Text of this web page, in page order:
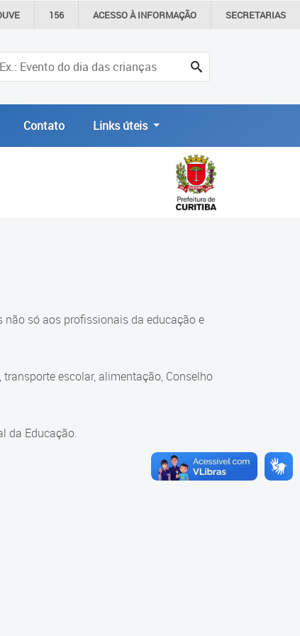
156 ACESSO ÀINFORMAÇÃO SECRETARIAS
Contato Links úteis
só aos profissionais da educação e
escolar, alimentação, Conselho
da Educação.